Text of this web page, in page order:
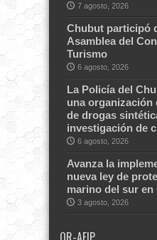
7 agosto, 2026
Chubut participó
Asamblea del
Turismo
6 agosto, 2026
La Policía del
una organización
de drogas
investigación de
6 agosto, 2026
Avanza la
nueva ley de
marino del sur en
3 agosto, 2026